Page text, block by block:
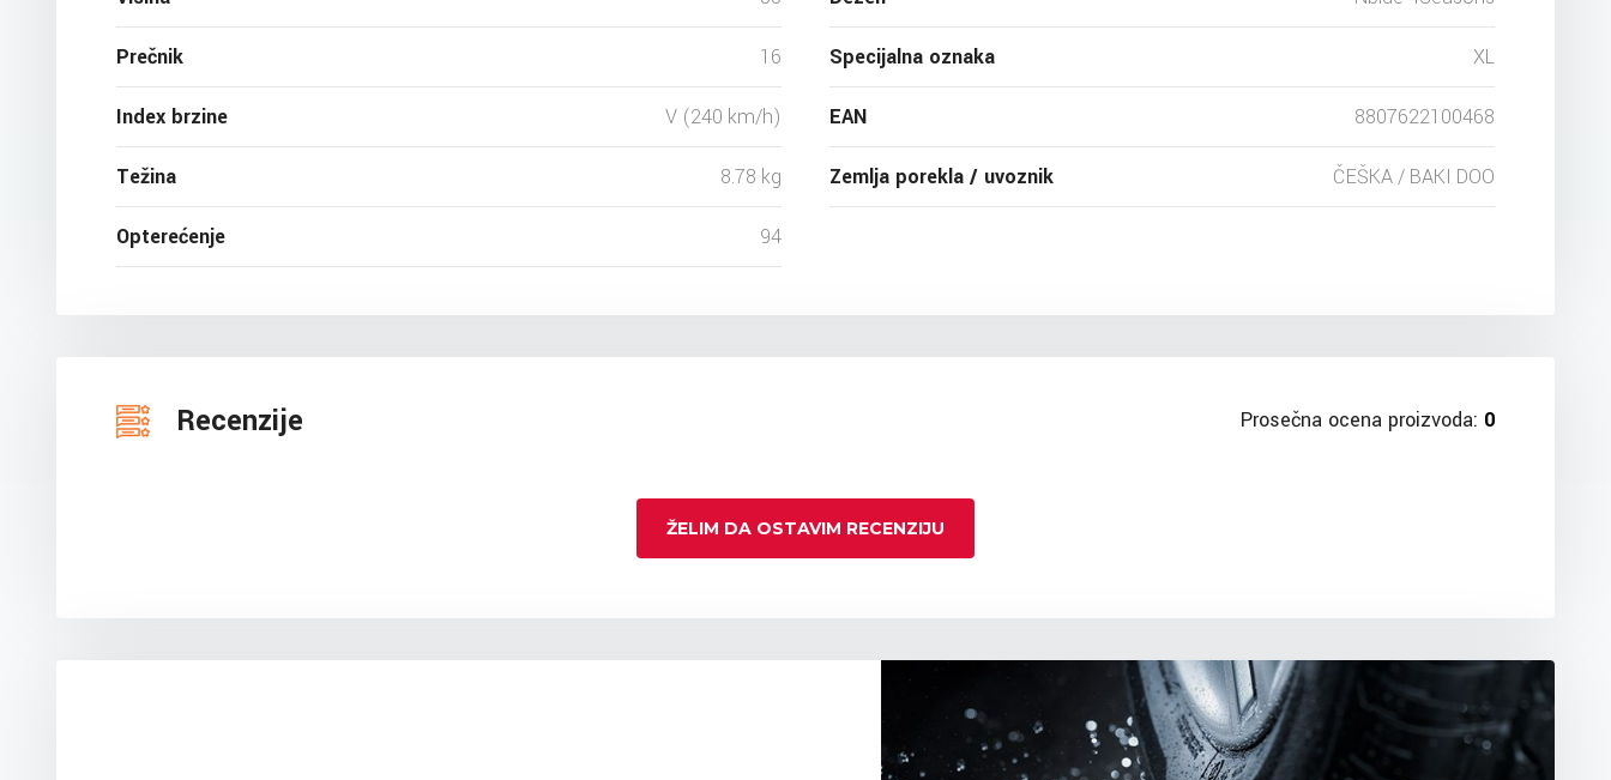
Prečnik 16
Index brzine V (240 km/h)
Težina 8.78 kg
Opterećenje 94
Specijalna oznaka XL
EAN 8807622100468
Zemlja porekla / uvoznik ČEŠKA / BAKI DOO
Recenzije Prosečna ocena proizvoda: 0
ŽELIM DA OSTAVIM RECENZIJU